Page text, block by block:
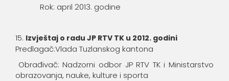
Rok: april 2013. godine
Izvještaj o radu JP RTV TK u 2012. godini
Predlagač:Vlada Tuzlanskog kantona
Obrađivač: Nadzorni odbor JP RTV TK i Ministarstvo
obrazovanja, nauke, kulture i sporta